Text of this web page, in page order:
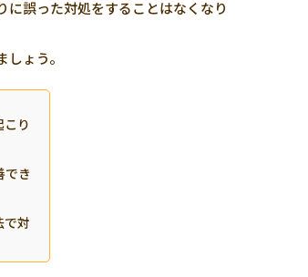
誤った対処をすることはなくなり
ょう。
り
でき
で対